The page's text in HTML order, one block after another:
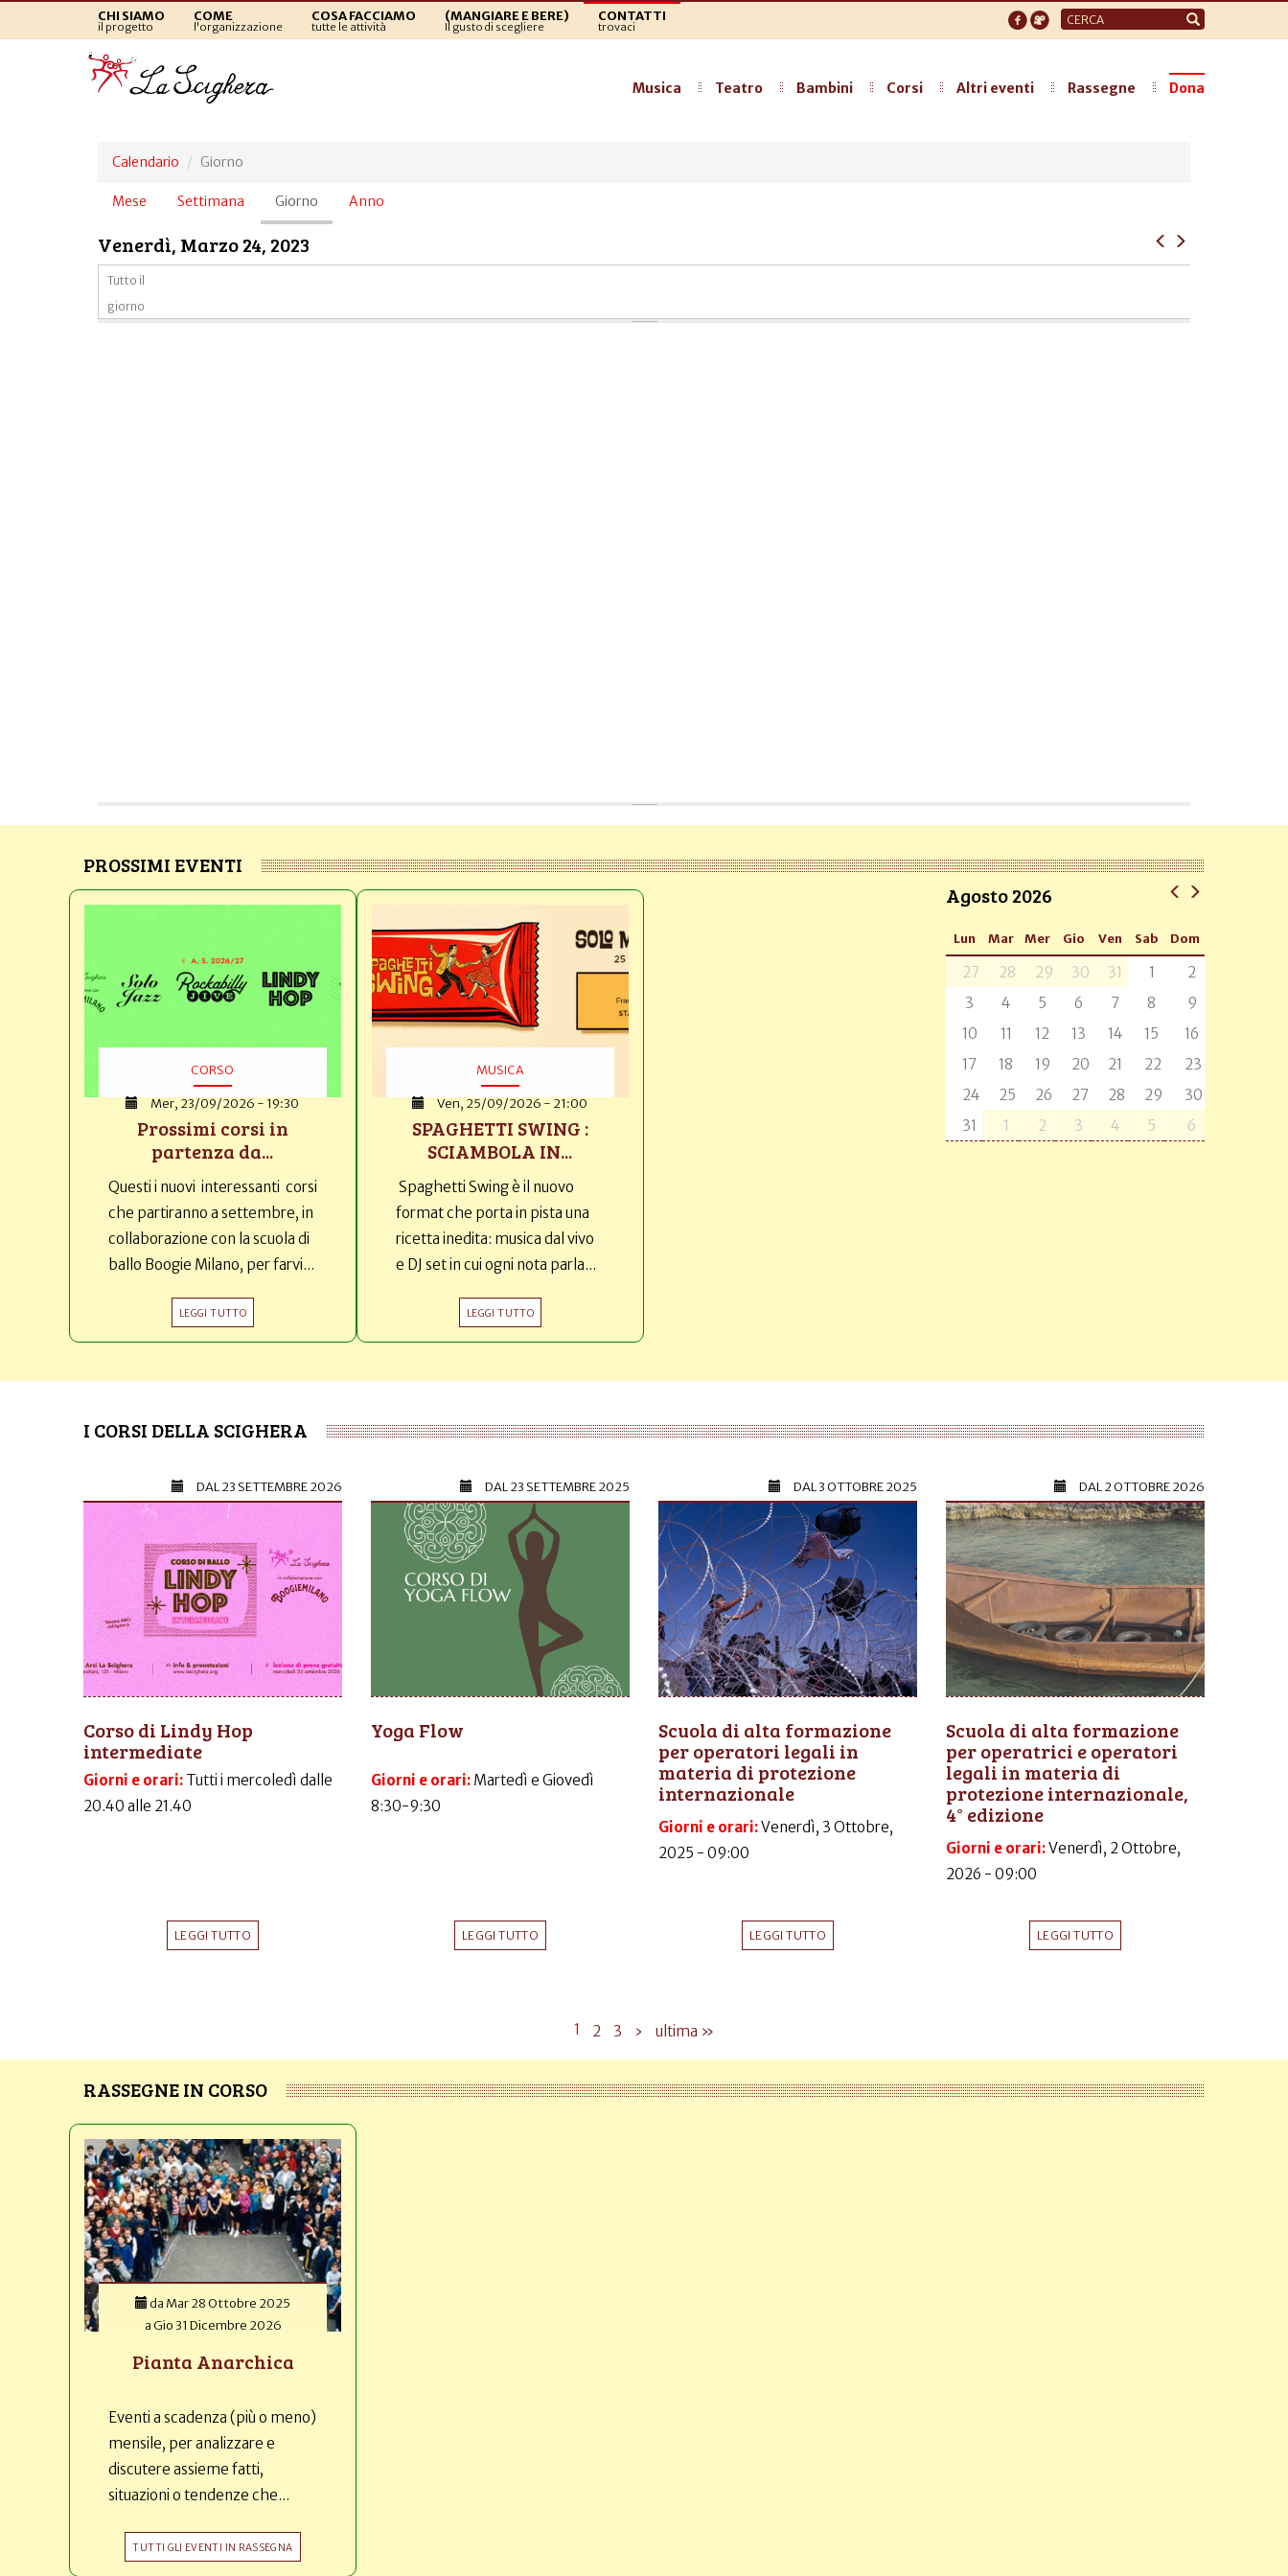
CHI SIAMO
il progetto
COME
l'organizzazione
COSA FACCIAMO
tutte le attività
(MANGIARE E BERE)
Il gusto di scegliere
CONTATTI
trovaci
Form
di
Musica Teatro Bambini Corsi Altri eventi Rassegne Dona
Calendario Giorno
Schede
Mese Settimana Giorno (scheda
attiva)
Anno
Venerdì, Marzo 24, 2023
Tutto il
giorno
PROSSIMI EVENTI
CORSO
Mer, 23/09/2026 - 19:30
Prossimi corsi in
partenza da...
Questi i nuovi interessanti corsi
che partiranno a settembre, in
collaborazione con la scuola di
ballo Boogie Milano, per farvi...
LEGGI TUTTO
MUSICA
Ven, 25/09/2026 - 21:00
SPAGHETTI SWING :
SCIAMBOLA IN...
Spaghetti Swing è il nuovo
format che porta in pista una
ricetta inedita: musica dal vivo
e DJ set in cui ogni nota parla...
LEGGI TUTTO
Agosto 2026
Lun Mar Mer Gio Ven Sab Dom
27 28 29 30 31 1
2
3
4 5 6 7 8
9
10
11 12 13 14 15
16
17
18 19 20 21 22
23
24
25 26 27 28 29
30
31
1 2 3 4 5 6
I CORSI DELLA SCIGHERA
DAL23 SETTEMBRE 2026
Corso di Lindy Hop
intermediate
Giorni e orari: Tutti i mercoledì dalle
20.40 alle 21.40
LEGGI TUTTO
DAL23 SETTEMBRE 2025
Yoga Flow
Giorni e orari: Martedì e Giovedì
8:30-9:30
LEGGI TUTTO
DAL3 OTTOBRE 2025
Scuola di alta formazione
per operatori legali in
materia di protezione
internazionale
Giorni e orari:Venerdì, 3 Ottobre,
2025 - 09:00
LEGGI TUTTO
DAL2 OTTOBRE 2026
Scuola di alta formazione
per operatrici e operatori
legali in materia di
protezione internazionale,
4° edizione
Giorni e orari:Venerdì, 2 Ottobre,
2026 - 09:00
LEGGI TUTTO
1 2 3 › ultima »
RASSEGNE IN CORSO
da Mar 28 Ottobre 2025
aGio 31 Dicembre 2026
Pianta Anarchica
Eventi a scadenza (più o meno)
mensile, per analizzare e
discutere assieme fatti,
situazioni o tendenze che...
TUTTI GLI EVENTI IN RASSEGNA